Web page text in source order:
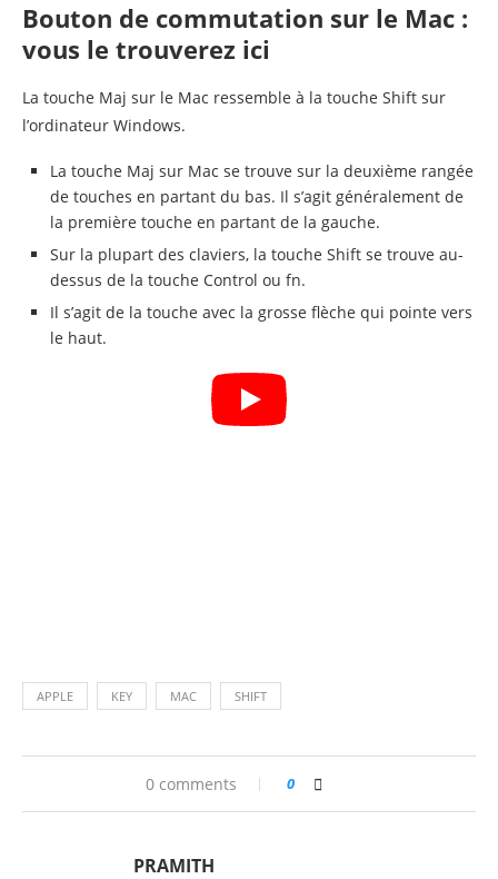
Bouton de commutation sur le Mac :
vous le trouverez ici
La touche Maj sur le Mac ressemble à la touche Shift sur
l’ordinateur Windows.
La touche Maj sur Mac se trouve sur la deuxième rangée
de touches en partant du bas. Il s’agit généralement de
la première touche en partant de la gauche.
Sur la plupart des claviers, la touche Shift se trouve au-
dessus de la touche Control ou fn.
Il s’agit de la touche avec la grosse flèche qui pointe vers
le haut.
APPLE KEY MAC SHIFT
0 comments 0
PRAMITH